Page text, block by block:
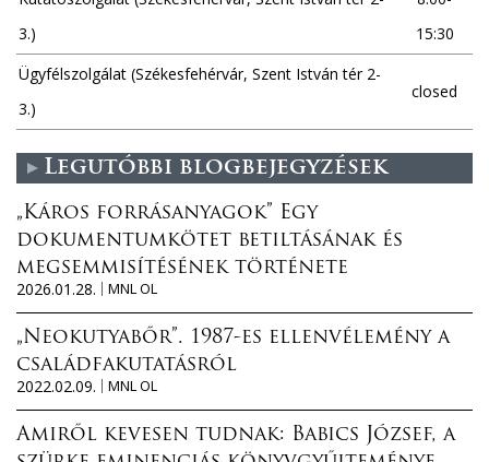
3.)
15:30
Ügyfélszolgálat (Székesfehérvár, Szent István tér 2-
3.)
closed
Legutóbbi blogbejegyzések
„Káros forrásanyagok” Egy
dokumentumkötet betiltásának és
megsemmisítésének története
2026.01.28.
MNL OL
„Neokutyabőr”. 1987-es ellenvélemény a
családfakutatásról
2022.02.09.
MNL OL
Amiről kevesen tudnak: Babics József, a